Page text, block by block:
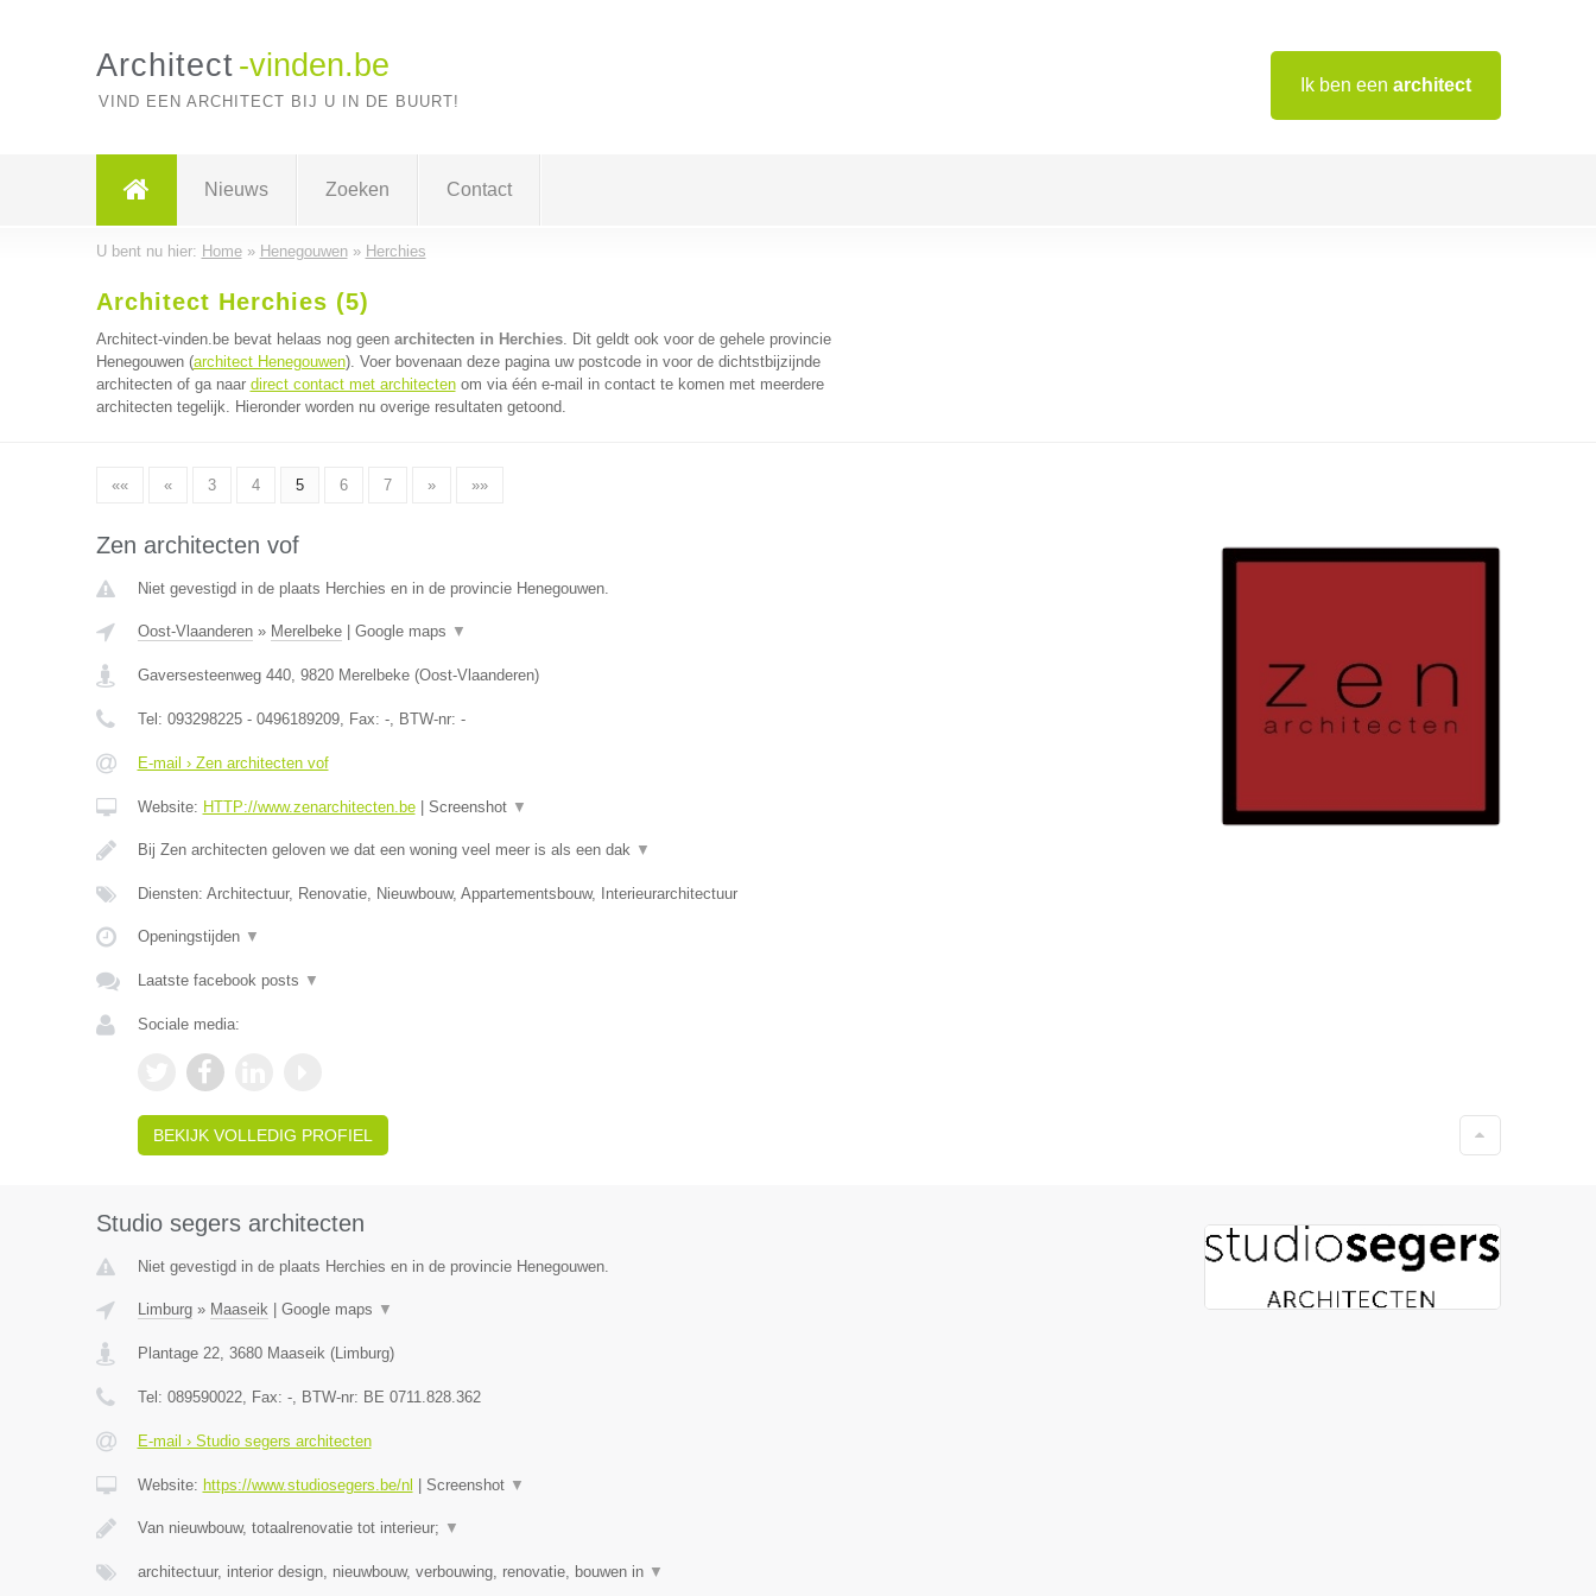
Ik ben een architect
Architect -vinden.be
VIND EEN ARCHITECT BIJ U IN DE BUURT!
Nieuws Zoeken Contact
U bent nu hier: Home» Henegouwen» Herchies
Architect Herchies (5)
Architect-vinden.be bevat helaas nog geen architecten in Herchies. Dit geldt ook voor de gehele provincie
Henegouwen (architect Henegouwen). Voer bovenaan deze pagina uw postcode in voor de dichtstbijzijnde
architecten of ga naar direct contact met architectenom via één e-mail in contact te komen met meerdere
architecten tegelijk. Hieronder worden nu overige resultaten getoond.
«« « 3 4 5 6 7 » »»
Zen architecten vof
Niet gevestigd in de plaats Herchies en in de provincie Henegouwen.
Oost-Vlaanderen» Merelbeke| Google maps ▼
Gaversesteenweg 440, 9820 Merelbeke(Oost-Vlaanderen)
Tel: 093298225 - 0496189209, Fax: -, BTW-nr: -
E-mail › Zen architecten vof
Website: HTTP://www.zenarchitecten.be| Screenshot ▼
Bij Zen architecten geloven we dat een woning veel meer is als een dak ▼
Diensten: Architectuur, Renovatie, Nieuwbouw, Appartementsbouw, Interieurarchitectuur
Openingstijden ▼
Laatste facebook posts ▼
Sociale media:
BEKIJK VOLLEDIG PROFIEL
Studio segers architecten
Niet gevestigd in de plaats Herchies en in de provincie Henegouwen.
Limburg» Maaseik| Google maps ▼
Plantage 22, 3680 Maaseik(Limburg)
Tel: 089590022, Fax: -, BTW-nr: BE 0711.828.362
E-mail › Studio segers architecten
Website: https://www.studiosegers.be/nl Screenshot ▼
Van nieuwbouw, totaalrenovatie tot interieur; ▼
architectuur, interior design, nieuwbouw, verbouwing, renovatie, bouwen in ▼